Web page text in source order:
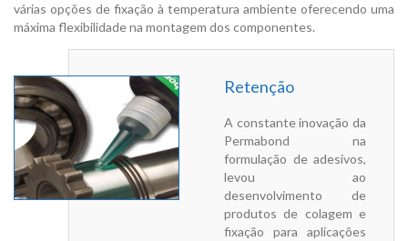
várias opções de fixação à temperatura ambiente oferecendo uma
máxima flexibilidade na montagem dos componentes.
Retenção
A constante inovação da
Permabond na
formulação de adesivos,
levou ao
desenvolvimento de
produtos de colagem e
fixação para aplicações